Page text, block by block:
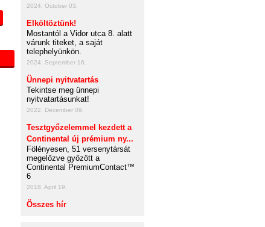
2024. October 03.
Elköltöztünk!
Mostantól a Vidor utca 8. alatt
várunk titeket, a saját
telephelyünkön.
2024. September 16.
Ünnepi nyitvatartás
Tekintse meg ünnepi
nyitvatartásunkat!
2022. December 09.
Tesztgyőzelemmel kezdett a
Continental új prémium ny...
Fölényesen, 51 versenytársát
megelőzve győzött a
Continental PremiumContact™
6
2018. April 19.
Összes hír